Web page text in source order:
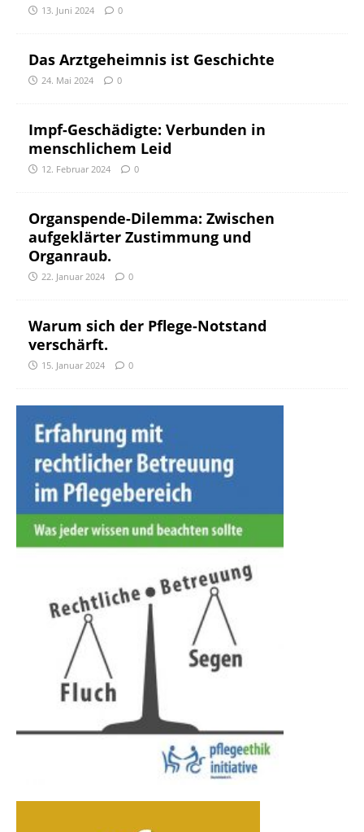
13. Juni 2024 0
Das Arztgeheimnis ist Geschichte
24. Mai 2024 0
Impf-Geschädigte: Verbunden in
menschlichem Leid
12. Februar 2024 0
Organspende-Dilemma: Zwischen
aufgeklärter Zustimmung und
Organraub.
22. Januar 2024 0
Warum sich der Pflege-Notstand
verschärft.
15. Januar 2024 0